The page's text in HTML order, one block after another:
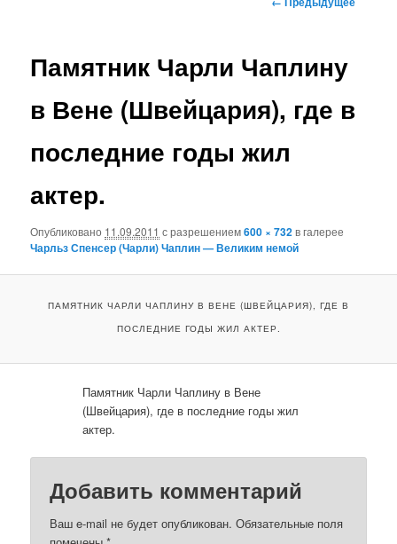
содержимому
Памятник Чарли Чаплину
в Вене (Швейцария), где в
последние годы жил
актер.
Опубликовано 11.09.2011 с разрешением600 × 732в галерее
Чарльз Спенсер (Чарли) Чаплин — Великим немой
ПАМЯТНИК ЧАРЛИ ЧАПЛИНУ В ВЕНЕ (ШВЕЙЦАРИЯ), ГДЕ В
ПОСЛЕДНИЕ ГОДЫ ЖИЛ АКТЕР.
Памятник Чарли Чаплину в Вене
(Швейцария), где в последние годы жил
актер.
Добавить комментарий
Ваш e-mail не будет опубликован. Обязательные поля